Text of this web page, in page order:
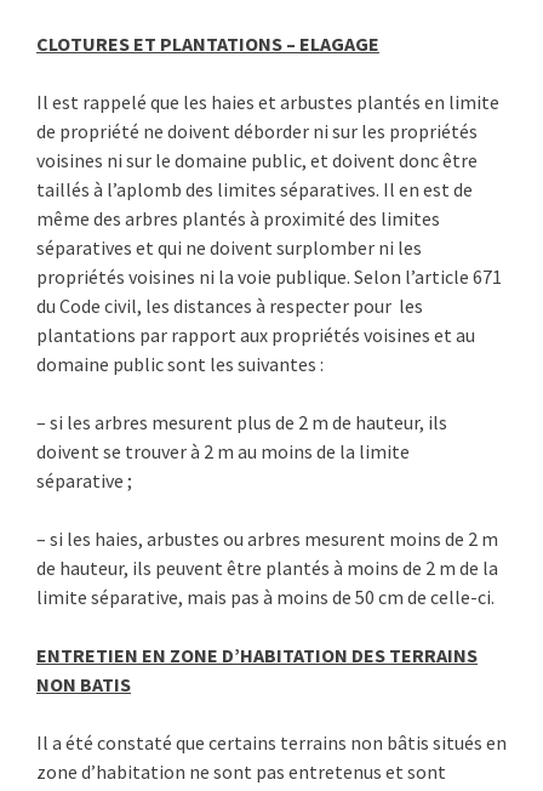
CLOTURES ET PLANTATIONS – ELAGAGE
Il est rappelé que les haies et arbustes plantés en limite
de propriété ne doivent déborder ni sur les propriétés
voisines ni sur le domaine public, et doivent donc être
taillés à l’aplomb des limites séparatives. Il en est de
même des arbres plantés à proximité des limites
séparatives et qui ne doivent surplomber ni les
propriétés voisines ni la voie publique. Selon l’article 671
du Code civil, les distances à respecter pour les
plantations par rapport aux propriétés voisines et au
domaine public sont les suivantes :
– si les arbres mesurent plus de 2 m de hauteur, ils
doivent se trouver à 2 m au moins de la limite
séparative ;
– si les haies, arbustes ou arbres mesurent moins de 2 m
de hauteur, ils peuvent être plantés à moins de 2 m de la
limite séparative, mais pas à moins de 50 cm de celle-ci.
ENTRETIEN EN ZONE D’HABITATION DES TERRAINS
NON BATIS
Il a été constaté que certains terrains non bâtis situés en
zone d’habitation ne sont pas entrete­nus et sont